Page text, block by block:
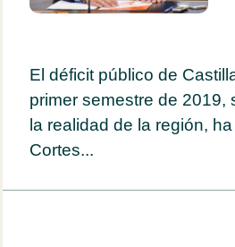
El déficit público de
primer semestre de
la realidad de la región,
Cortes...